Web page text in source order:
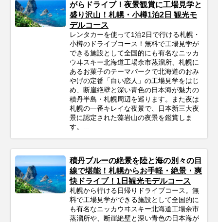
がらドライブ！夜景観賞に工場見学と
盛り沢山！札幌・小樽1泊2日 観光モ
デルコース
レンタカーを使って1泊2日で行ける札幌・
小樽のドライブコース！無料で工場見学が
できる施設として全国的にも有名なニッカ
ウヰスキー北海道工場余市蒸溜所、札幌に
あるお菓子のテーマパークで北海道のおみ
やげの定番「白い恋人」の工場見学をはじ
め、断崖絶壁と深い青色の日本海が魅力の
積丹半島・札幌周辺を巡ります。また夜は
札幌の一番キレイな夜景で、日本新三大夜
景に認定された藻岩山の夜景を鑑賞しま
す。...
積丹ブルーの絶景を陸と海の別々の目
線で堪能！札幌からお手軽・絶景・爽
快ドライブ！1日観光モデルコース
札幌から行ける日帰りドライブコース。無
料で工場見学ができる施設として全国的に
も有名なニッカウヰスキー北海道工場余市
蒸溜所や、断崖絶壁と深い青色の日本海が